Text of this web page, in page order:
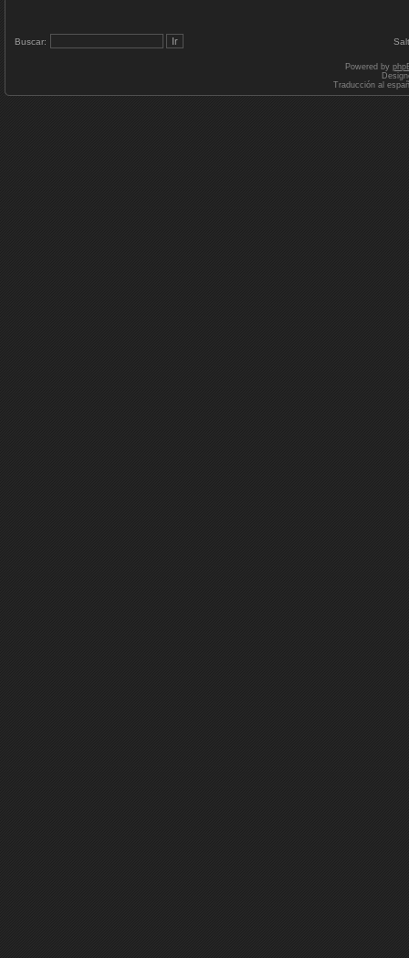
Buscar:
Powered by
Traducción al